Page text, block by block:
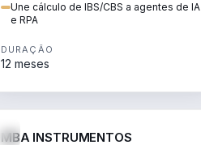
Une cálculo de IBS/CBS a agentes de IA
e RPA
DURAÇÃO
12 meses
MBA INSTRUMENTOS